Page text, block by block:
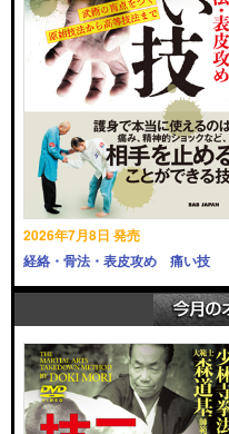
2026年7月8日 発売
経絡・骨法・表皮攻め 痛い技